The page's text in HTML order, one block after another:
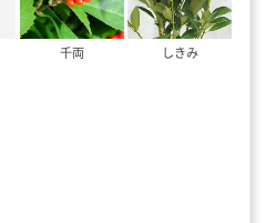
千両 しきみ